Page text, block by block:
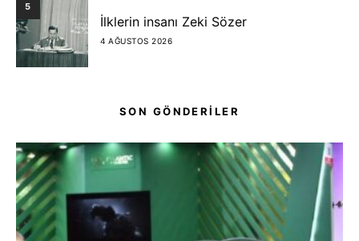
5
İlklerin insanı Zeki Sözer
4 AĞUSTOS 2026
SON GÖNDERİLER